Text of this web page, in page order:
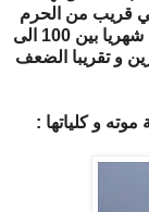
قريب من الحرم
الجامعي مع طلاب اخرين بوحده و تترواح اسكن شهريا بين 100 الى
و تقريبا الضعف
و كلياتها :